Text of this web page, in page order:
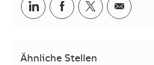
Teilen via LinkedIn
Teilen viaTeilen via
Teilen
Ähnliche Stellen